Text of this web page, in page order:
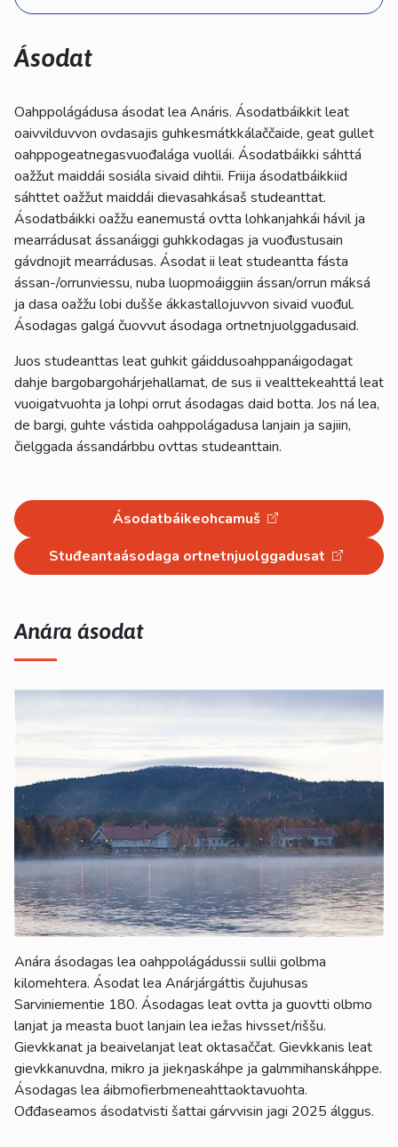
pyyhkäisyliikkeitä.
Ásodat
Oahppolágádusa ásodat lea Anáris. Ásodatbáikkit leat
oaivvilduvvon ovdasajis guhkesmátkkálaččaide, geat gullet
oahppogeatnegasvuođalága vuollái. Ásodatbáikki sáhttá
oažžut maiddái sosiála sivaid dihtii. Friija ásodatbáikkiid
sáhttet oažžut maiddái dievasahkásaš studeanttat.
Ásodatbáikki oažžu eanemustá ovtta lohkanjahkái hávil ja
mearrádusat ássanáiggi guhkkodagas ja vuođustusain
gávdnojit mearrádusas. Ásodat ii leat studeantta fásta
ássan-/orrunviessu, nuba luopmoáiggiin ássan/orrun máksá
ja dasa oažžu lobi dušše ákkastallojuvvon sivaid vuođul.
Ásodagas galgá čuovvut ásodaga ortnetnjuolggadusaid.
Juos studeanttas leat guhkit gáiddusoahppanáigodagat
dahje bargobargohárjehallamat, de sus ii vealttekeahttá leat
vuoigatvuohta ja lohpi orrut ásodagas daid botta. Jos ná lea,
de bargi, guhte vástida oahppolágadusa lanjain ja sajiin,
čielggada ássandárbbu ovttas studeanttain.
Ásodatbáikeohcamuš
Stuđeantaásodaga ortnetnjuolggadusat
Anára ásodat
Anára ásodagas lea oahppolágádussii sullii golbma
kilomehtera. Ásodat lea Anárjárgáttis čujuhusas
Sarviniementie 180. Ásodagas leat ovtta ja guovtti olbmo
lanjat ja measta buot lanjain lea iežas hivsset/riššu.
Gievkkanat ja beaivelanjat leat oktasaččat. Gievkkanis leat
gievkkanuvdna, mikro ja jiekŋaskáhpe ja galmmihanskáhppe.
Ásodagas lea áibmofierbmeneahttaoktavuohta.
Ođđaseamos ásodatvisti šattai gárvvisin jagi 2025 álggus.